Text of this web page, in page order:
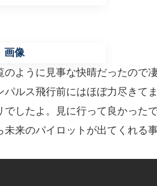
ように見事な快晴だったので凄
ルス飛行前にはほぼ力尽きて
したよ。見に行って良かったで
来のパイロットが出てくれる